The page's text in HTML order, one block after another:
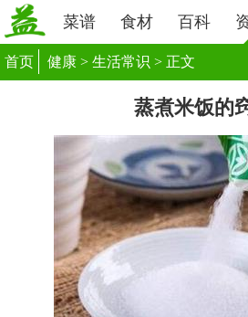
菜谱 食材 百科
首页 健康 > 生活常识 > 正文
蒸煮米饭的